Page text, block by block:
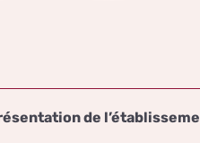
de